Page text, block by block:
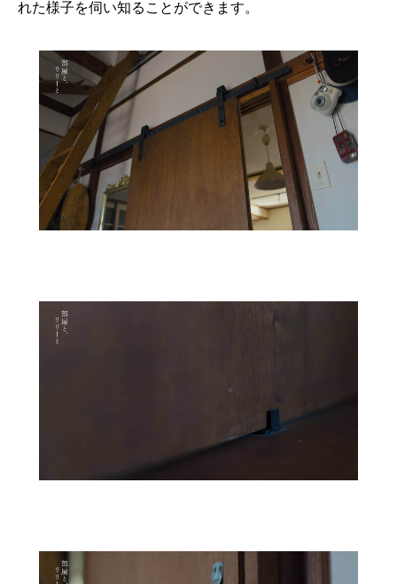
れた様子を伺い知ることができます。